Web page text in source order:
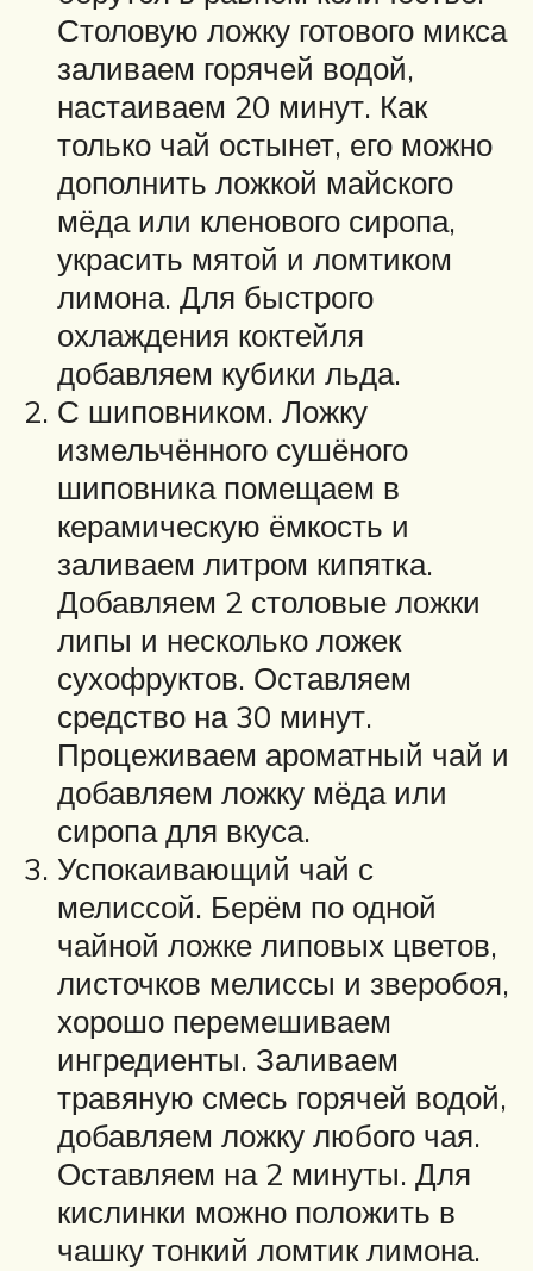
Столовую ложку готового микса
заливаем горячей водой,
настаиваем 20 минут. Как
только чай остынет, его можно
дополнить ложкой майского
мёда или кленового сиропа,
украсить мятой и ломтиком
лимона. Для быстрого
охлаждения коктейля
добавляем кубики льда.
С шиповником. Ложку
измельчённого сушёного
шиповника помещаем в
керамическую ёмкость и
заливаем литром кипятка.
Добавляем 2 столовые ложки
липы и несколько ложек
сухофруктов. Оставляем
средство на 30 минут.
Процеживаем ароматный чай и
добавляем ложку мёда или
сиропа для вкуса.
Успокаивающий чай с
мелиссой. Берём по одной
чайной ложке липовых цветов,
листочков мелиссы и зверобоя,
хорошо перемешиваем
ингредиенты. Заливаем
травяную смесь горячей водой,
добавляем ложку любого чая.
Оставляем на 2 минуты. Для
кислинки можно положить в
чашку тонкий ломтик лимона.